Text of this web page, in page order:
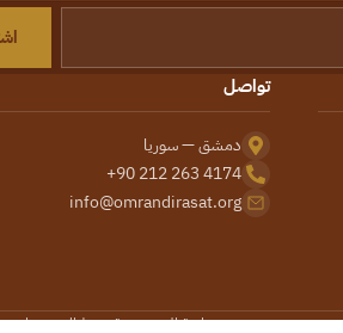
تواصل
دمشق — سوريا
+90 212 263 4174
info@omrandirasat.org
سياسة الخصوصيةشروط الاستخدام